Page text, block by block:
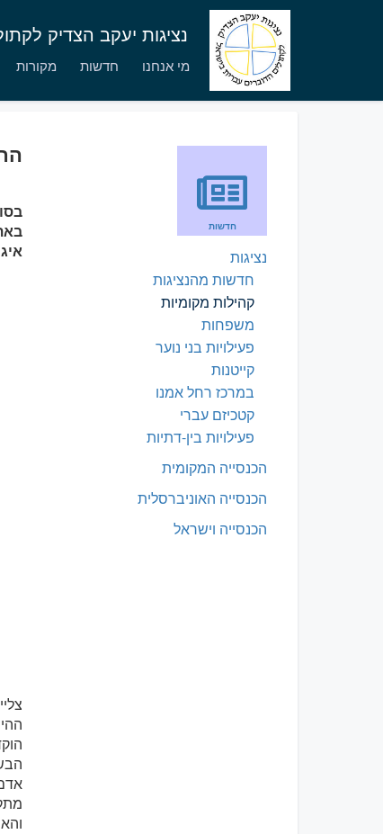
נציגות יעקב הצדיק
מי אנחנו חדשות מקורות
חדשות
נציגות
חדשות מהנציגות
קהילות מקומיות
משפחות
פעילויות בני נוער
קייטנות
במרכז רחל אמנו
קטכיזם עברי
פעילויות בין-דתיות
הכנסייה המקומית
הכנסייה האוניברסלית
הכנסייה וישראל